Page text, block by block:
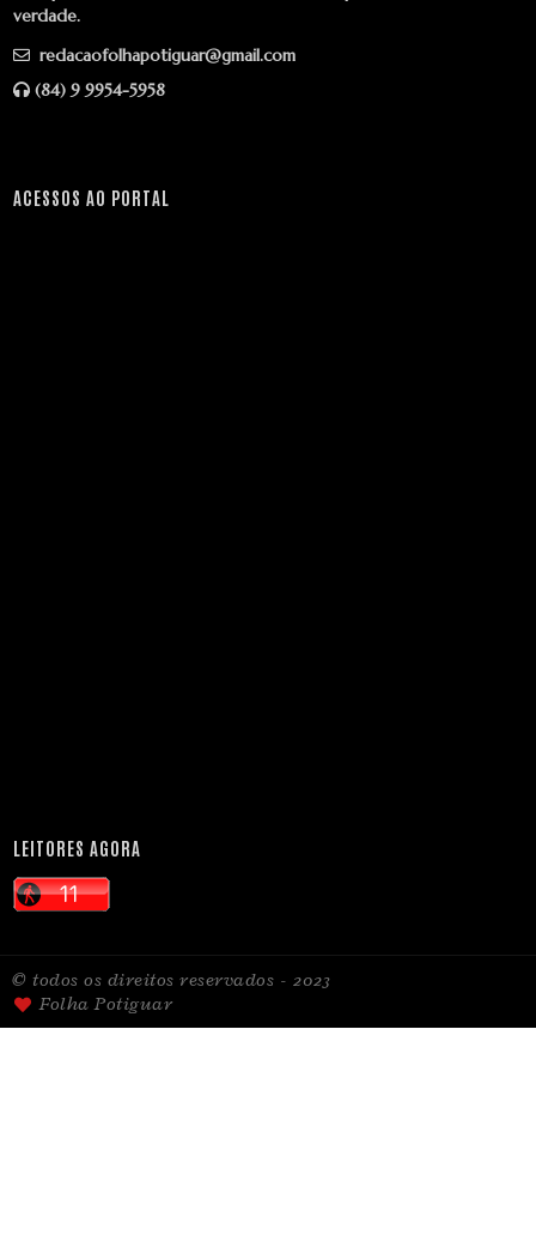
verdade.
redacaofolhapotiguar@gmail.com
(84) 9 9954-5958
ACESSOS AO PORTAL
LEITORES AGORA
© todos os direitos reservados - 2023
Folha Potiguar